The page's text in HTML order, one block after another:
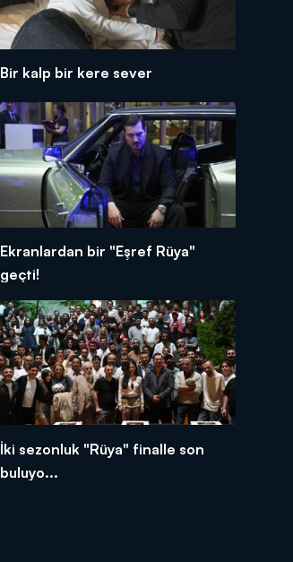
Bir kalp bir kere sever
Ekranlardan bir "Eşref Rüya"
geçti!
İki sezonluk "Rüya" finalle son
buluyo...